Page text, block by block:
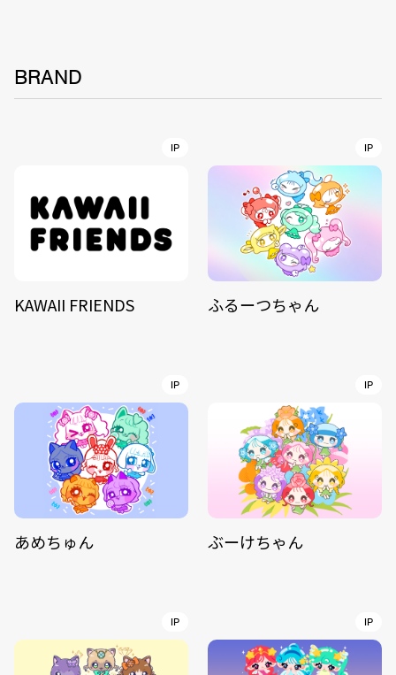
BRAND
IP
KAWAII FRIENDS
IP
ふるーつちゃん
IP
あめちゅん
IP
ぶーけちゃん
IP IP